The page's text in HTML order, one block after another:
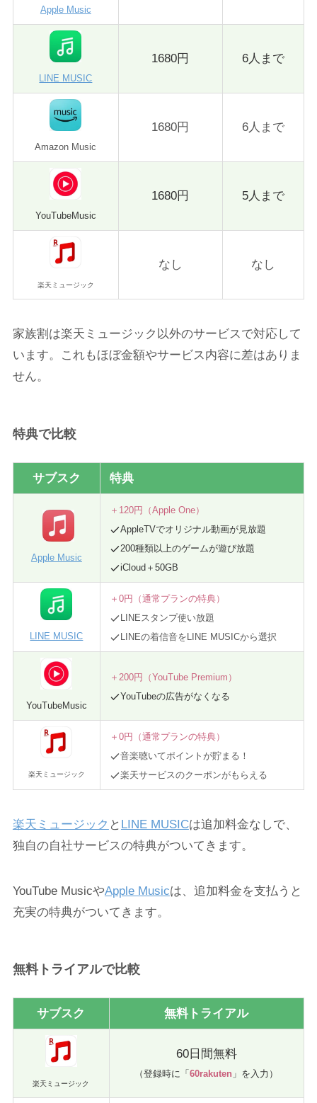
Apple Music
LINE MUSIC
1680円 6人まで
Amazon Music
1680円 6人まで
YouTubeMusic
1680円 5人まで
楽天ミュージック
なし なし
家族割は楽天ミュージック以外のサービスで対応して
います。これもほぼ金額やサービス内容に差はありま
せん。
特典で比較
サブスク 特典
Apple Music
＋120円（Apple One）
AppleTVでオリジナル動画が見放題
200種類以上のゲームが遊び放題
iCloud＋50GB
LINE MUSIC
＋0円（通常プランの特典）
LINEスタンプ使い放題
LINEの着信音をLINE MUSICから選択
YouTubeMusic
＋200円（YouTube Premium）
YouTubeの広告がなくなる
楽天ミュージック
＋0円（通常プランの特典）
音楽聴いてポイントが貯まる！
楽天サービスのクーポンがもらえる
楽天ミュージック と LINE MUSICは追加料金なしで、
独自の自社サービスの特典がついてきます。
YouTube MusicやApple Musicは、追加料金を支払うと
充実の特典がついてきます。
無料トライアルで比較
サブスク 無料トライアル
楽天ミュージック
60日間無料
（登録時に「60rakuten 」を入力）